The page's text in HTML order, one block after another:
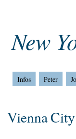
New
Infos Peter
Vienna